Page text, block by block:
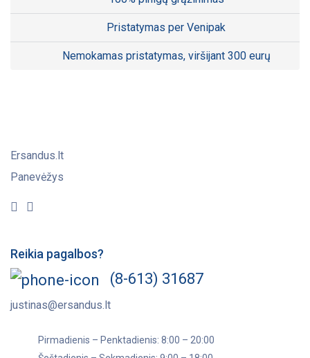
Pristatymas per Venipak
Nemokamas pristatymas, viršijant 300 eurų
Ersandus.lt
Panevėžys
Reikia pagalbos?
(8-613) 31687
justinas@ersandus.lt
Pirmadienis – Penktadienis: 8:00 – 20:00